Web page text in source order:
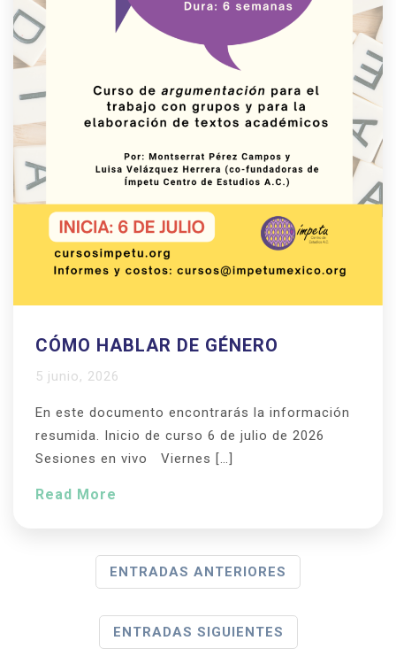
CÓMO HABLAR DE GÉNERO
5 junio, 2026
En este documento encontrarás la información
resumida. Inicio de curso 6 de julio de 2026
Sesiones en vivo Viernes […]
Read More
ENTRADAS ANTERIORES
ENTRADAS SIGUIENTES